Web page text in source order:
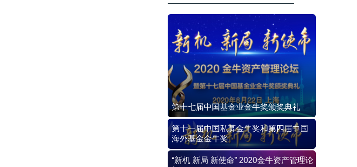
第十七届中国基金业金牛奖颁奖典礼
第十一届中国私募金牛奖和第四届中国
海外基金金牛奖
“新机 新局 新使命” 2020金牛资产管理论